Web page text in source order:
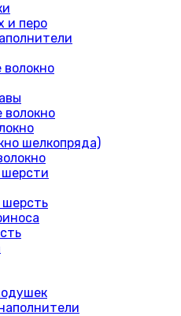
и перо
волокно
волокно
шелкопряда)